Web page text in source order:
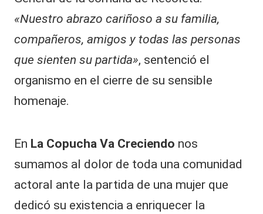
«Nuestro abrazo cariñoso a su familia,
compañeros, amigos y todas las personas
que sienten su partida», sentenció el
organismo en el cierre de su sensible
homenaje.
En La Copucha Va Creciendo nos
sumamos al dolor de toda una comunidad
actoral ante la partida de una mujer que
dedicó su existencia a enriquecer la